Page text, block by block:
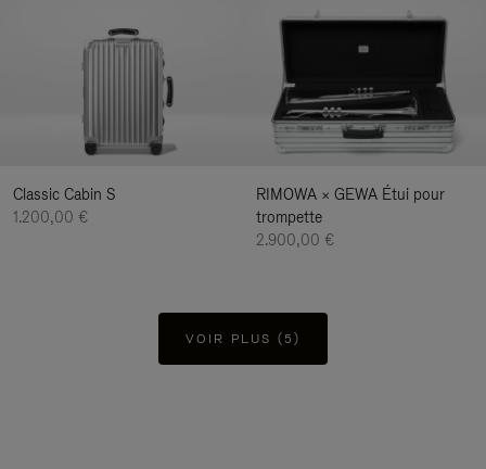
Classic Cabin S
1.200,00 €
RIMOWA × GEWA Étui pour
trompette
2.900,00 €
VOIR PLUS (5)